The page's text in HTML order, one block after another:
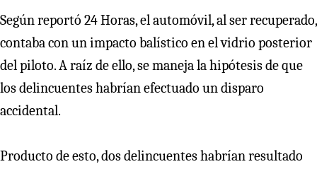
Según reportó 24 Horas, el automóvil, al ser recuperado,
contaba con un impacto balístico en el vidrio posterior
del piloto. A raíz de ello, se maneja la hipótesis de que
los delincuentes habrían efectuado un disparo
accidental.
Producto de esto, dos delincuentes habrían resultado